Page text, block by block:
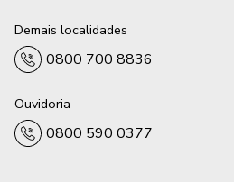
Demais localidades
0800 700 8836
Ouvidoria
0800 590 0377